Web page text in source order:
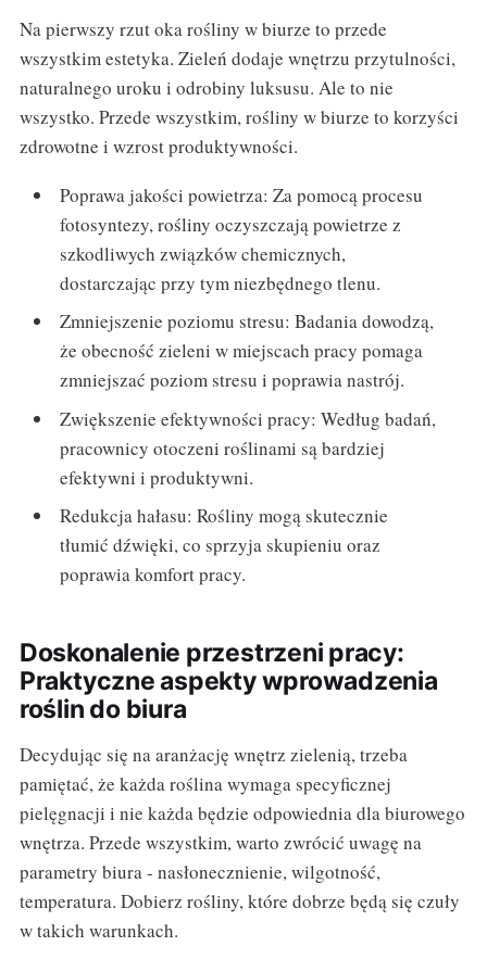
Na pierwszy rzut oka rośliny w biurze to przede
wszystkim estetyka. Zieleń dodaje wnętrzu przytulności,
naturalnego uroku i odrobiny luksusu. Ale to nie
wszystko. Przede wszystkim, rośliny w biurze to korzyści
zdrowotne i wzrost produktywności.
Poprawa jakości powietrza: Za pomocą procesu
fotosyntezy, rośliny oczyszczają powietrze z
szkodliwych związków chemicznych,
dostarczając przy tym niezbędnego tlenu.
Zmniejszenie poziomu stresu: Badania dowodzą,
że obecność zieleni w miejscach pracy pomaga
zmniejszać poziom stresu i poprawia nastrój.
Zwiększenie efektywności pracy: Według badań,
pracownicy otoczeni roślinami są bardziej
efektywni i produktywni.
Redukcja hałasu: Rośliny mogą skutecznie
tłumić dźwięki, co sprzyja skupieniu oraz
poprawia komfort pracy.
Doskonalenie przestrzeni pracy:
Praktyczne aspekty wprowadzenia
roślin do biura
Decydując się na aranżację wnętrz zielenią, trzeba
pamiętać, że każda roślina wymaga specyficznej
pielęgnacji i nie każda będzie odpowiednia dla biurowego
wnętrza. Przede wszystkim, warto zwrócić uwagę na
parametry biura - nasłonecznienie, wilgotność,
temperatura. Dobierz rośliny, które dobrze będą się czuły
w takich warunkach.